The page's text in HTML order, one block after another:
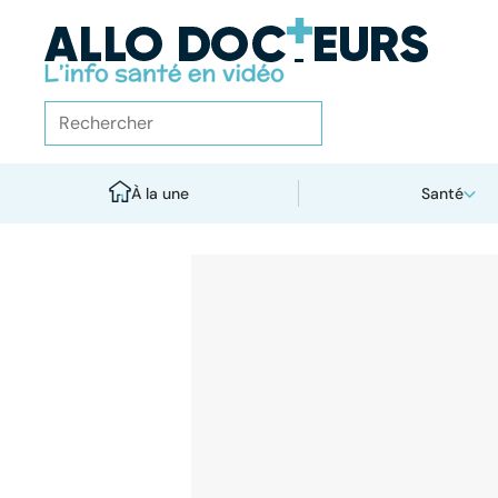
À la une Santé